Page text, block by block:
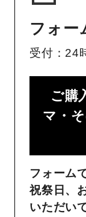
フォー
受付：24
ご購
マ・
フォーム
祝祭日、
いただい